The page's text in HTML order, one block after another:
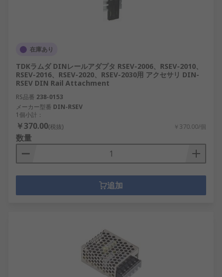
在庫あり
TDKラムダ DINレールアダプタ RSEV-2006、RSEV-2010、
RSEV-2016、RSEV-2020、RSEV-2030用 アクセサリ DIN-
RSEV DIN Rail Attachment
RS品番 238-0153
メーカー型番 DIN-RSEV
1個小計：
￥370.00(税抜) ￥370.00/個
数量
追加